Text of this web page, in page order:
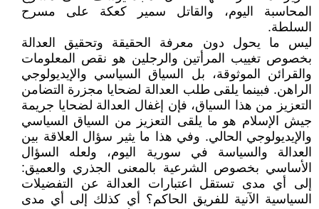
المحاسبة اليوم، والقاتل سمير كعكة على مسرح
السلطة.
ليس ما يحول دون معرفة الحقيقة وتحقيق العدالة
بخصوص تغييب المرأتين والرجلين هو نقص المعلومات
والقرائن الموثوقة، بل السياق السياسي والإيديولوجي
الراهن. فبينما يلقى طلب العدالة لضحايا مجزرة التضامن
التعزيز من هذا السياق، فإن إغفال العدالة لضحايا جريمة
جيش الإسلام هو ما يلقى التعزيز من السياق السياسي
والإيديولوجي الحالي. وفي هذا ما يثير سؤال العلاقة بين
العدالة والسياسة في سورية اليوم، ولعله السؤال
الأساسي بخصوص الشرعية بالمعنى الجذري والعميق:
إلى أي مدى تستقل اعتبارات العدالة عن التفضيلات
السياسية الآنية للفريق الحاكم؟ أي كذلك إلى أي مدى